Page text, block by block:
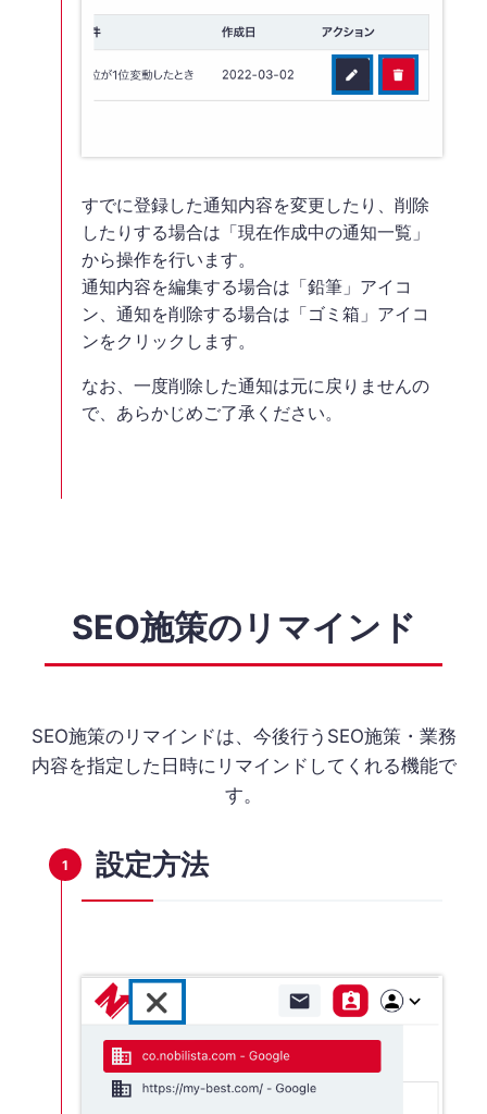
すでに登録した通知内容を変更したり、削除
したりする場合は「現在作成中の通知一覧」
から操作を行います。
通知内容を編集する場合は「鉛筆」アイコ
ン、通知を削除する場合は「ゴミ箱」アイコ
ンをクリックします。
なお、一度削除した通知は元に戻りませんの
で、あらかじめご了承ください。
SEO施策のリマインド
SEO施策のリマインドは、今後行うSEO施策・業務
内容を指定した日時にリマインドしてくれる機能で
す。
設定方法